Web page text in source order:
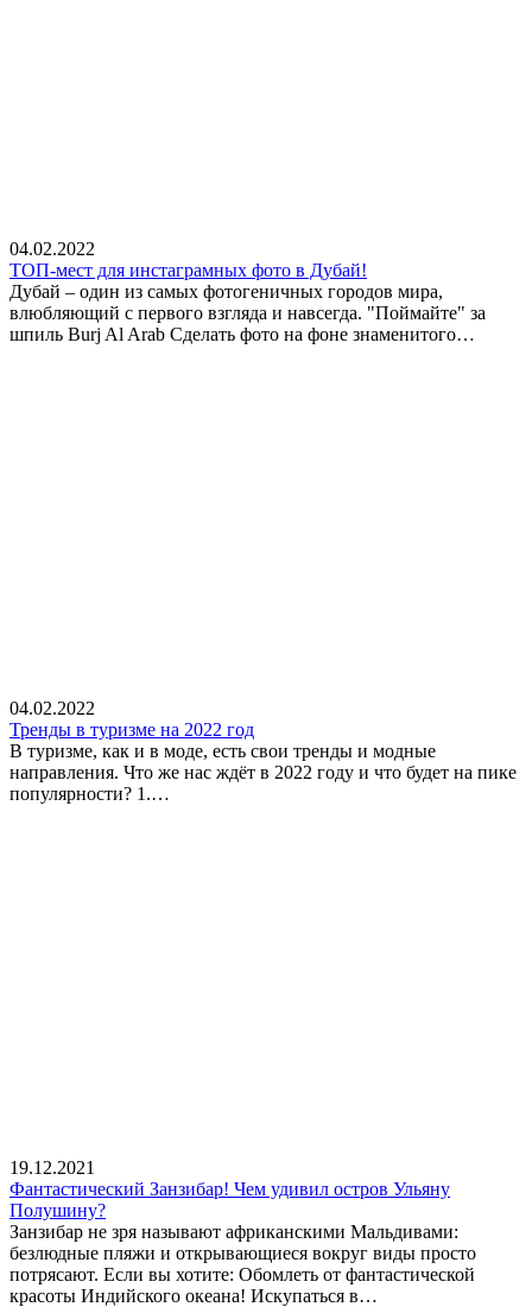
04.02.2022
ТОП-мест для инстаграмных фото в Дубай!
Дубай – один из самых фотогеничных городов мира,
влюбляющий с первого взгляда и навсегда. "Поймайте" за
шпиль Burj Al Arab Сделать фото на фоне знаменитого…
04.02.2022
Тренды в туризме на 2022 год
В туризме, как и в моде, есть свои тренды и модные
направления. Что же нас ждёт в 2022 году и что будет на пике
популярности? 1.…
19.12.2021
Фантастический Занзибар! Чем удивил остров Ульяну
Полушину?
Занзибар не зря называют африканскими Мальдивами:
безлюдные пляжи и открывающиеся вокруг виды просто
потрясают. Если вы хотите: Обомлеть от фантастической
красоты Индийского океана! Искупаться в…